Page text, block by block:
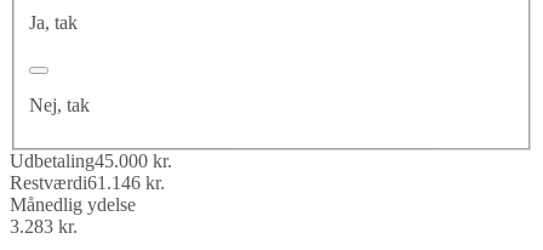
Ja, tak
Nej, tak
Udbetaling45.000 kr.
Restværdi61.146 kr.
Månedlig ydelse
3.283 kr.